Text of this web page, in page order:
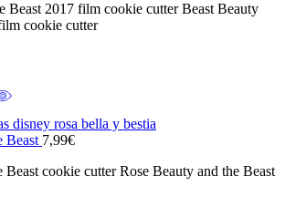
Beast 2017 film cookie cutter Beast Beauty
cookie cutter
Beast 7,99€
Beast cookie cutter Rose Beauty and the Beast